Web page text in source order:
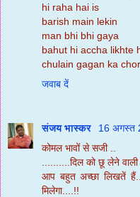
hi raha hai is
barish main lekin
man bhi bhi gaya
bahut hi accha likhte
chulain gagan ka chor
जवाब दें
संजय भास्‍कर
16 अगस्त
कोमल भावों से सजी ..
..........दिल को छू लेने वाली
आप बहुत अच्छा लिखतें
मिलेगा....!!